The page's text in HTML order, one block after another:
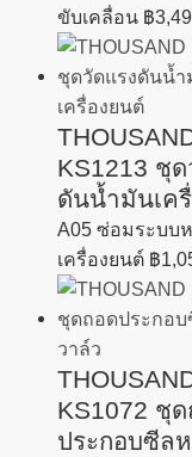
ขับเคลื่อน ฿
KS1213 ชุด
ดันน้ำมันเค
A05 ซ่อมระบบ
เครื่องยนต์ ฿
KS1072 ชุ
ประกอบซีล